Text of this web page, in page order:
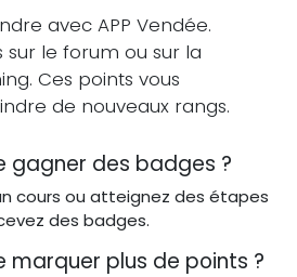
avec APP Vendée.
sur le forum ou sur la
Ces points vous
de nouveaux rangs.
gagner des badges ?
cours ou atteignez des étapes
des badges.
marquer plus de points ?